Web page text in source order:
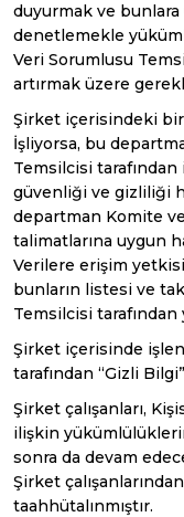
duyurmak ve bunlara
denetlemekle
Veri Sorumlusu
artırmak üzere
Şirket içerisindeki
İşliyorsa, bu
Temsilcisi
güvenliği ve gizliliği
departman Komite
talimatlarına uygun
Verilere erişim yetkisi
bunların listesi ve
Temsilcisi tarafından
Şirket içerisinde
tarafından “Gizli
Şirket çalışanları,
ilişkin
sonra da devam
Şirket
taahhütalınmıştır.